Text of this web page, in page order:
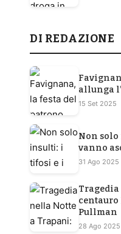
DI REDAZIONE
allunga
15 Set 2025
Non
vanno
31 Ago 2025
centauro
Pullman
28 Ago 2025